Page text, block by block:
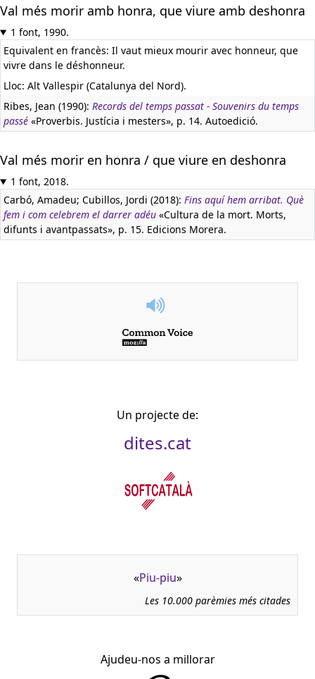
Val més morir amb honra, que viure amb deshonra
1 font, 1990.
Equivalent en francès: Il vaut mieux mourir avec honneur, que
vivre dans le déshonneur.
Lloc: Alt Vallespir (Catalunya del Nord).
Ribes, Jean (1990): Records del temps passat - Souvenirs du temps
passé «Proverbis. Justícia i mesters», p. 14. Autoedició.
Val més morir en honra / que viure en deshonra
1 font, 2018.
Carbó, Amadeu; Cubillos, Jordi (2018): Fins aquí hem arribat. Què
fem i com celebrem el darrer adéu «Cultura de la mort. Morts,
difunts i avantpassats», p. 15. Edicions Morera.
Un projecte de:
dites.cat
«Piu-piu»
Les 10.000 parèmies més citades
Ajudeu-nos a millorar